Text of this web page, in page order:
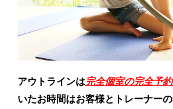
アウトラインは完全個室の完全予
いたお時間はお客様とトレーナー